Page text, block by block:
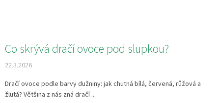
Co skrývá dračí ovoce pod slupkou?
22.3.2026
Dračí ovoce podle barvy dužniny: jak chutná bílá, červená, růžová a
žlutá? Většina z nás zná dračí ...